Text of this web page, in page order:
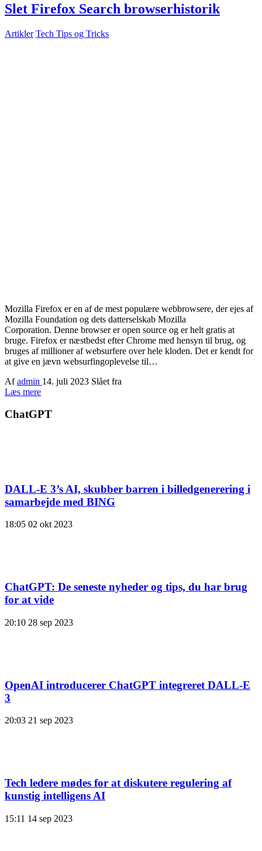
Slet Firefox Search browserhistorik
Artikler Tech Tips og Tricks
Mozilla Firefox er en af ​​de mest populære webbrowsere, der ejes af
Mozilla Foundation og dets datterselskab Mozilla
Corporation. Denne browser er open source og er helt gratis at
bruge. Firefox er næstbedst efter Chrome med hensyn til brug, og
bruges af millioner af websurfere over hele kloden. Det er kendt for
at give en jævn websurfingoplevelse til…
Af admin 14. juli 2023 Slået fra
Læs mere
ChatGPT
DALL-E 3’s AI, skubber barren i billedgenerering i
samarbejde med BING
18:05 02 okt 2023
ChatGPT: De seneste nyheder og tips, du har brug
for at vide
20:10 28 sep 2023
OpenAI introducerer ChatGPT integreret DALL-E
3
20:03 21 sep 2023
Tech ledere mødes for at diskutere regulering af
kunstig intelligens AI
15:11 14 sep 2023